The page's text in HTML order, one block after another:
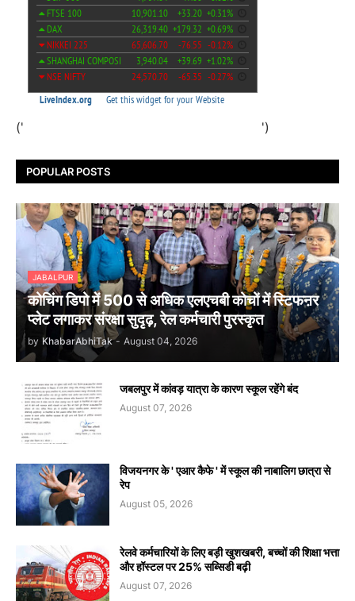
(' ')
POPULAR POSTS
JABALPUR
कोचिंग डिपो में 500 से अधिक एलएचबी कोचों में स्टिफऩर
प्लेट लगाकर संरक्षा सुदृढ़, रेल कर्मचारी पुरस्कृत
by KhabarAbhiTak - August 04, 2026
जबलपुर में कांवड़ यात्रा के कारण स्कूल रहेंगे बंद
August 07, 2026
विजयनगर के ' एआर कैफे ' में स्कूल की नाबालिग छात्रा से
रेप
August 05, 2026
रेलवे कर्मचारियों के लिए बड़ी खुशखबरी, बच्चों की शिक्षा भत्ता
और हॉस्टल पर 25% सब्सिडी बढ़ी
August 07, 2026